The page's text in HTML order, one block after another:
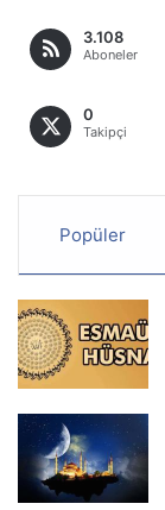
3.108
Aboneler
0
Takipçi
Popüler